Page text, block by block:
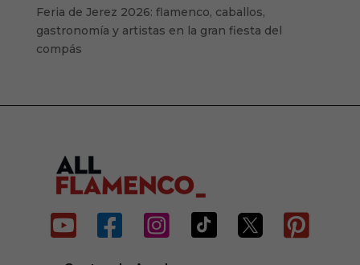
Feria de Jerez 2026: flamenco, caballos,
gastronomía y artistas en la gran fiesta del
compás
     